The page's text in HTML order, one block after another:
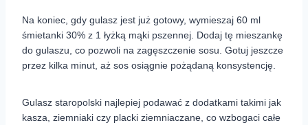
Na koniec, gdy gulasz jest już gotowy, wymieszaj 60 ml
śmietanki 30% z 1 łyżką mąki pszennej. Dodaj tę mieszankę
do gulaszu, co pozwoli na zagęszczenie sosu. Gotuj jeszcze
przez kilka minut, aż sos osiągnie pożądaną konsystencję.
Gulasz staropolski najlepiej podawać z dodatkami takimi jak
kasza, ziemniaki czy placki ziemniaczane, co wzbogaci całe